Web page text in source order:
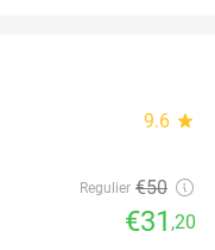
9.6 star
Regulier €50
€31 ,20